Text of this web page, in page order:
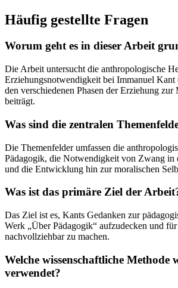
Häufig gestellte Fragen
Worum geht es in dieser Arbeit
Die Arbeit untersucht die anthropologische
Erziehungsnotwendigkeit bei Immanuel
den verschiedenen Phasen der Erziehung zur
beiträgt.
Was sind die zentralen
Die Themenfelder umfassen die
Pädagogik, die Notwendigkeit von Zwang in
und die Entwicklung hin zur moralischen
Was ist das primäre Ziel der
Das Ziel ist es, Kants Gedanken zur
Werk „Über Pädagogik“ aufzudecken und
nachvollziehbar zu machen.
Welche wissenschaftliche Methode
verwendet?